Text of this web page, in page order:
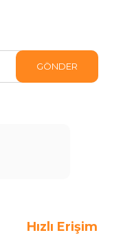
GÖNDER
Hızlı Erişim